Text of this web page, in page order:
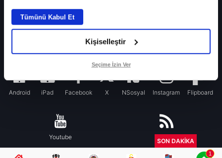
Tümünü Kabul Et
Kişiselleştir
Seçime İzin Ver
Fenerbahçe’de sürpriz ayrılık ihtimali! Devre arasında gelmişti
Fenerbahçe’nin yeni transferi Mason Greenwood için olay sözler!
Galatasaray’da rota yeniden Thiago Almada!
Android iPad Facebook X NSosyal Instagram Flipboard
Youtube RSS
SON DAKİKA
1